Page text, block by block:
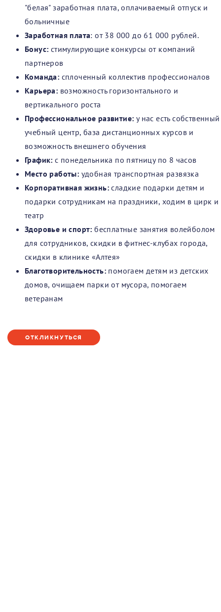
"белая" заработная плата, оплачиваемый отпуск и
больничные
Заработная плата: от 38 000 до 61 000 рублей.
Бонус: стимулирующие конкурсы от компаний
партнеров
Команда: сплоченный коллектив профессионалов
Карьера: возможность горизонтального и
вертикального роста
Профессиональное развитие: у нас есть собственный
учебный центр, база дистанционных курсов и
возможность внешнего обучения
График: с понедельника по пятницу по 8 часов
Место работы: удобная транспортная развязка
Корпоративная жизнь: сладкие подарки детям и
подарки сотрудникам на праздники, ходим в цирк и
театр
Здоровье и спорт: бесплатные занятия волейболом
для сотрудников, скидки в фитнес-клубах города,
скидки в клинике «Алтея»
Благотворительность: помогаем детям из детских
домов, очищаем парки от мусора, помогаем
ветеранам
ОТКЛИКНУТЬСЯ